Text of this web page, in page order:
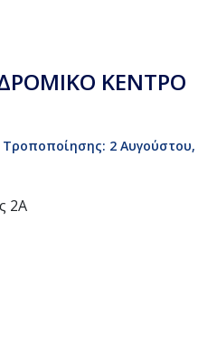
ΚΕΝΤΡΟ
2 Αυγούστου,
2Α